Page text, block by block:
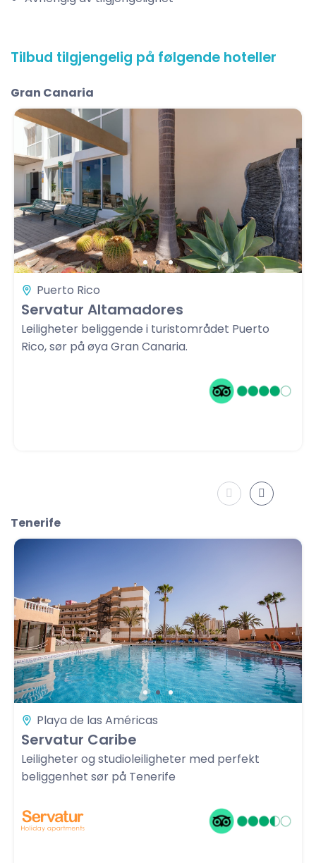
Tilbud tilgjengelig på følgende hoteller
Gran Canaria
Puerto Rico
Servatur Altamadores
Leiligheter beliggende i turistområdet Puerto
Rico, sør på øya Gran Canaria.
Tenerife
Playa de las Américas
Servatur Caribe
Leiligheter og studioleiligheter med perfekt
beliggenhet sør på Tenerife